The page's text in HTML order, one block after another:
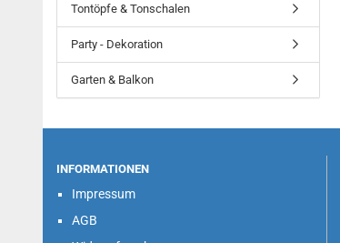
Tontöpfe & Tonschalen
Party - Dekoration
Garten & Balkon
INFORMATIONEN
Impressum
AGB